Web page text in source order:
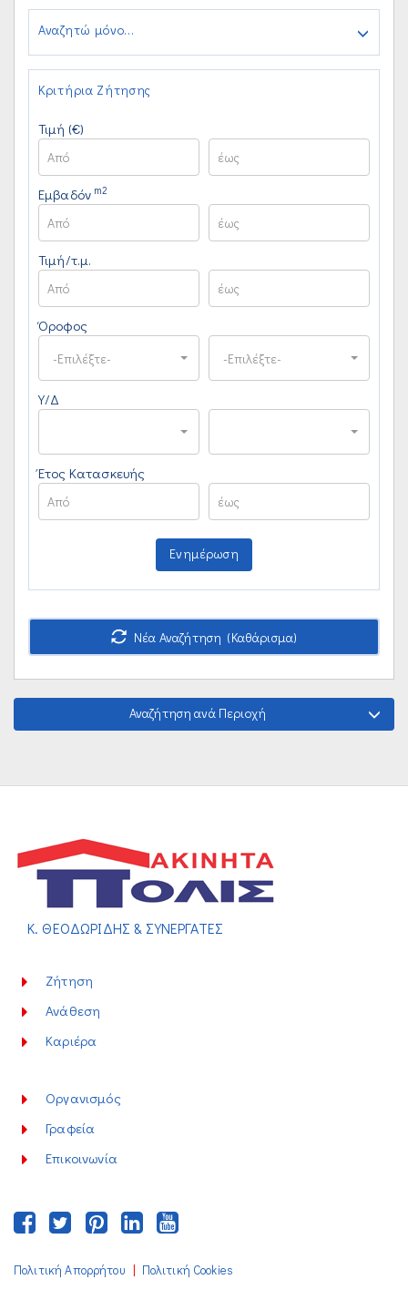
Αναζητώ μόνο...
Κριτήρια Ζήτησης
Τιμή (€)
Εμβαδόν m2
Τιμή/τ.μ.
Όροφος
-Επιλέξτε- -Επιλέξτε-
Υ/Δ
Έτος Κατασκευής
Ενημέρωση
Νέα Αναζήτηση (Καθάρισμα)
Αναζήτηση ανά Περιοχή
Κ. ΘΕΟΔΩΡΙΔΗΣ & ΣΥΝΕΡΓΑΤΕΣ
Ζήτηση
Ανάθεση
Καριέρα
Οργανισμός
Γραφεία
Επικοινωνία
Πολιτική Απορρήτου | Πολιτική Cookies